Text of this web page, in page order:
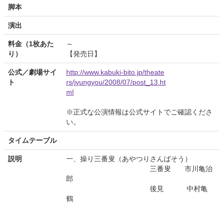
脚本
演出
料金（1枚あた
り）
～
【発売日】
公式／劇場サイ
ト
http://www.kabuki-bito.jp/theate
rs/jyungyou/2008/07/post_13.ht
ml
※正式な公演情報は公式サイトでご確認くださ
い。
タイムテーブル
説明
一、操り三番叟（あやつりさんばそう）
三番叟 市川亀治
郎
後見 中村亀
鶴